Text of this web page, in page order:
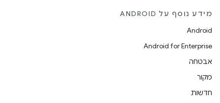
מידע נוסף על ANDROID
Android
Android for Enterprise
אבטחה
מקור
חדשות